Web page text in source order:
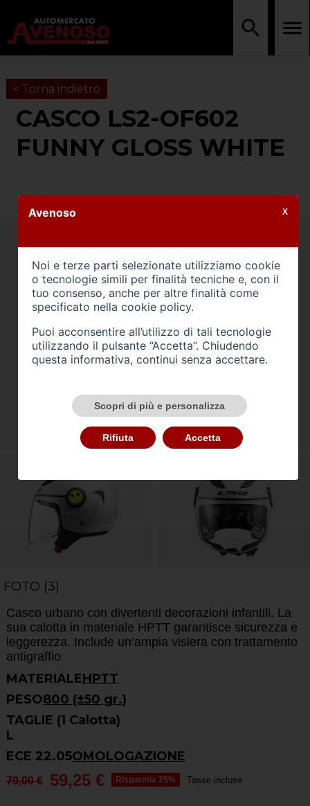
< Torna indietro
CASCO LS2-OF602
FUNNY GLOSS WHITE
FOTO (3)
Casco urbano con divertenti decorazioni infantili. La
sua calotta in materiale HPTT garantisce sicurezza e
leggerezza. Include un’ampia visiera con trattamento
antigraffio
MATERIALEHPTT
PESO800 (±50 gr.)
TAGLIE (1 Calotta)
L
ECE 22.05OMOLOGAZIONE
79,00 € 59,25 € Risparmia 25% Tasse incluse
Avenoso
Noi e terze parti selezionate utilizziamo cookie
o tecnologie simili per finalità tecniche e, con il
tuo consenso, anche per altre finalità come
specificato nella cookie policy.
Puoi acconsentire all’utilizzo di tali tecnologie
utilizzando il pulsante “Accetta”. Chiudendo
questa informativa, continui senza accettare.
Scopri di più e personalizza
Rifiuta Accetta
X